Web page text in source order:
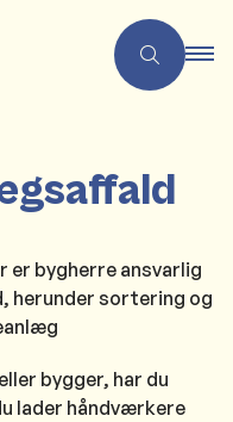
bygherre ansvarlig
herunder sortering og
bygger, har du
lader håndværkere